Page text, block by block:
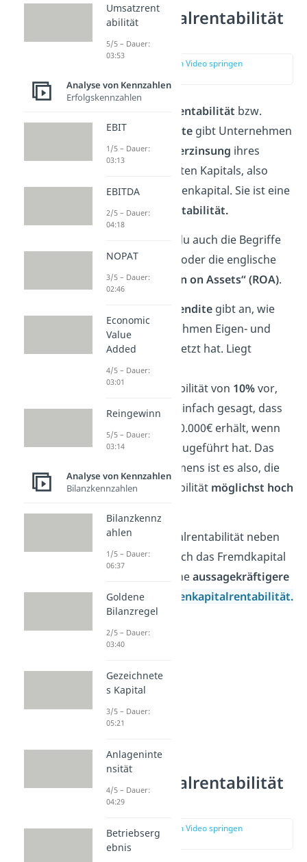
Gesamtkapitalrentabilität
Definition
zur Stelle im Video springen
Gesamtkapitalrentabilität bzw.
Gesamtkapitalrenditegibt Unternehmen
Auskunft über die
Verzinsung ihres
gesamten eingesetzten Kapitals, also
über Fremd- und Eigenkapital. Sie ist eine
Form der Kapitalrentabilität.
Verwenden kannst du auch die Begriffe
Gesamtrentabilität
oder die englische
Bezeichnung„Return on Assets“ (ROA).
Gesamtkapitalrenditegibt an, wie
effizient ein Unternehmen Eigen- und
Fremdkapital eingesetzt hat. Liegt
beispielsweise eine
Gesamtkapitalrentabilität von 10%vor,
dann bedeutet das einfach gesagt, dass
das Unternehmen 10.000€ erhält, wenn
es 100.000€ Kapital zugeführt hat. Das
Ziel eines Unternehmens ist es also, die
Gesamtkapitalrentabilität möglichst hoch
Da die Gesamtkapitalrentabilität neben
dem Eigenkapital auch das Fremdkapital
betrachtet, ist sie eineaussagekräftigere
Kennzahlals die Eigenkapitalrentabilität.
Gesamtkapitalrentabilität
Formel
zur Stelle im Video springen
(01:11)
Umsatzrent
abilität
5/5 – Dauer:
03:53
Analyse von Kennzahlen
Erfolgskennzahlen
EBIT
1/5 – Dauer:
03:13
EBITDA
2/5 – Dauer:
04:18
NOPAT
3/5 – Dauer:
02:46
Economic
Value
Added
4/5 – Dauer:
03:01
Reingewinn
5/5 – Dauer:
03:14
Analyse von Kennzahlen
Bilanzkennzahlen
Bilanzkennz
ahlen
1/5 – Dauer:
06:37
Goldene
Bilanzregel
2/5 – Dauer:
03:40
Gezeichnete
s Kapital
3/5 – Dauer:
05:21
Anlageninte
nsität
4/5 – Dauer:
04:29
Betriebserg
ebnis